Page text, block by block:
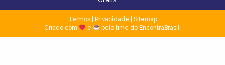
Termos| Privacidade
Sitemap
Criado com
e pelo time do EncontraBrasil